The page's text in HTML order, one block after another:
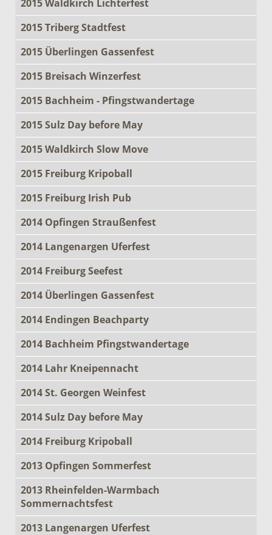
2015 Waldkirch Lichterfest
2015 Triberg Stadtfest
2015 Überlingen Gassenfest
2015 Breisach Winzerfest
2015 Bachheim - Pfingstwandertage
2015 Sulz Day before May
2015 Waldkirch Slow Move
2015 Freiburg Kripoball
2015 Freiburg Irish Pub
2014 Opfingen Straußenfest
2014 Langenargen Uferfest
2014 Freiburg Seefest
2014 Überlingen Gassenfest
2014 Endingen Beachparty
2014 Bachheim Pfingstwandertage
2014 Lahr Kneipennacht
2014 St. Georgen Weinfest
2014 Sulz Day before May
2014 Freiburg Kripoball
2013 Opfingen Sommerfest
2013 Rheinfelden-Warmbach
Sommernachtsfest
2013 Langenargen Uferfest